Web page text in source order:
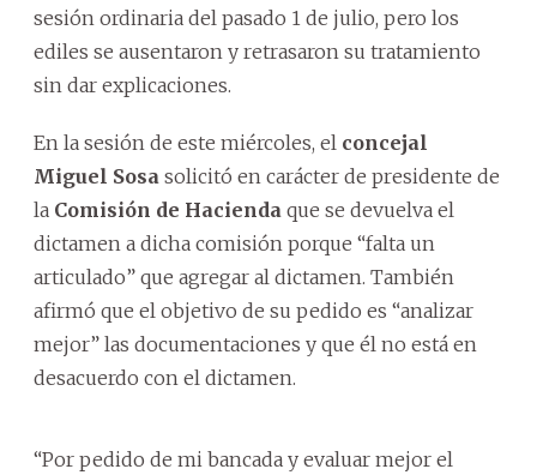
sesión ordinaria del pasado 1 de julio, pero los
ediles se ausentaron y retrasaron su tratamiento
sin dar explicaciones.
En la sesión de este miércoles, el concejal
Miguel Sosa solicitó en carácter de presidente de
la Comisión de Hacienda que se devuelva el
dictamen a dicha comisión porque “falta un
articulado” que agregar al dictamen. También
afirmó que el objetivo de su pedido es “analizar
mejor” las documentaciones y que él no está en
desacuerdo con el dictamen.
“Por pedido de mi bancada y evaluar mejor el